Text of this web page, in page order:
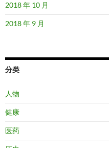
2018 年 10 月
2018 年 9 月
分类
人物
健康
医药